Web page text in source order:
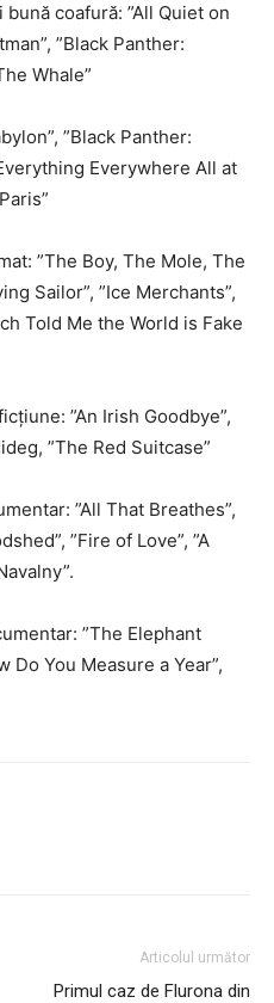
coafură: ”All Quiet on
”Black Panther:
Whale”
”Black Panther:
Everywhere All at
”The Boy, The Mole, The
Sailor”, ”Ice Merchants”,
Told Me the World is Fake
”An Irish Goodbye”,
”The Red Suitcase”
”All That Breathes”,
”Fire of Love”, ”A
”The Elephant
Do You Measure a Year”,
Articolul următor
Primul caz de Flurona din